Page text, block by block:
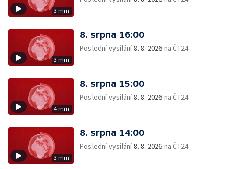
3 min
3 min
8. srpna 16:00
Poslední vysílání8. 8. 2026 na ČT24
4 min
8. srpna 15:00
Poslední vysílání8. 8. 2026 na ČT24
3 min
8. srpna 14:00
Poslední vysílání8. 8. 2026 na ČT24